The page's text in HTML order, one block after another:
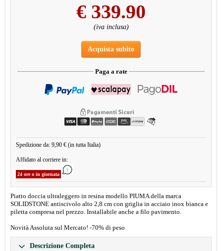
€ 339.90
(iva inclusa)
Acquista subito
Paga a rate
Spedizione da: 9,90 € (in tutta Italia)
Affidato al corriere in:
24 ore o in giornata
Piatto doccia ultraleggero in resina modello PIUMA della marca
SOLIDSTONE antiscivolo alto 2,8 cm con griglia in acciaio inox bianca e
piletta compresa nel prezzo. Installabile anche a filo pavimento.
Novità Assoluta sul Mercato! -70% di peso
Descrizione Completa